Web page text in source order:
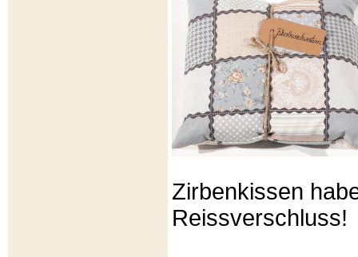
Zirbenkissen
Reissverschluss!